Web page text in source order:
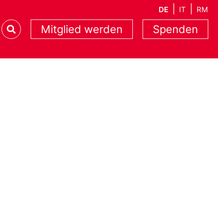
DE IT RM
Mitglied werden Spenden